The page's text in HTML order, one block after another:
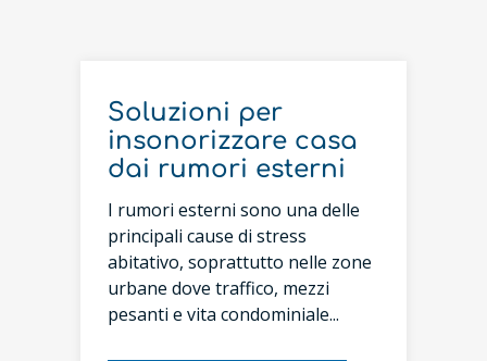
Soluzioni per
insonorizzare casa
dai rumori esterni
I rumori esterni sono una delle
principali cause di stress
abitativo, soprattutto nelle zone
urbane dove traffico, mezzi
pesanti e vita condominiale...